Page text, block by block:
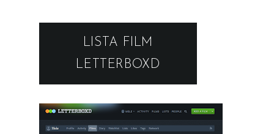
LISTA FILM
LETTERBOXD